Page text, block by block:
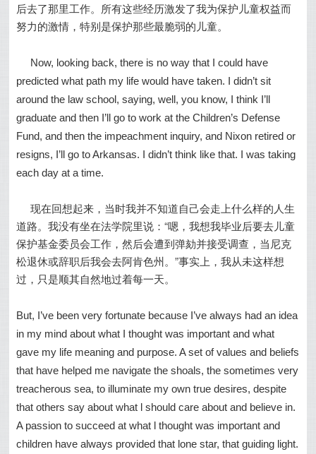
后去了那里工作。所有这些经历激发了我为保护儿童权益而
努力的激情，特别是保护那些最脆弱的儿童。
Now, looking back, there is no way that I could have
predicted what path my life would have taken. I didn’t sit
around the law school, saying, well, you know, I think I’ll
graduate and then I’ll go to work at the Children’s Defense
Fund, and then the impeachment inquiry, and Nixon retired or
resigns, I’ll go to Arkansas. I didn’t think like that. I was taking
each day at a time.
现在回想起来，当时我并不知道自己会走上什么样的人生
道路。我没有坐在法学院里说：“嗯，我想我毕业后要去儿童
保护基金委员会工作，然后会遭到弹劾并接受调查，当尼克
松退休或辞职后我会去阿肯色州。”事实上，我从未这样想
过，只是顺其自然地过着每一天。
But, I’ve been very fortunate because I’ve always had an idea
in my mind about what I thought was important and what
gave my life meaning and purpose. A set of values and beliefs
that have helped me navigate the shoals, the sometimes very
treacherous sea, to illuminate my own true desires, despite
that others say about what l should care about and believe in.
A passion to succeed at what l thought was important and
children have always provided that lone star, that guiding light.